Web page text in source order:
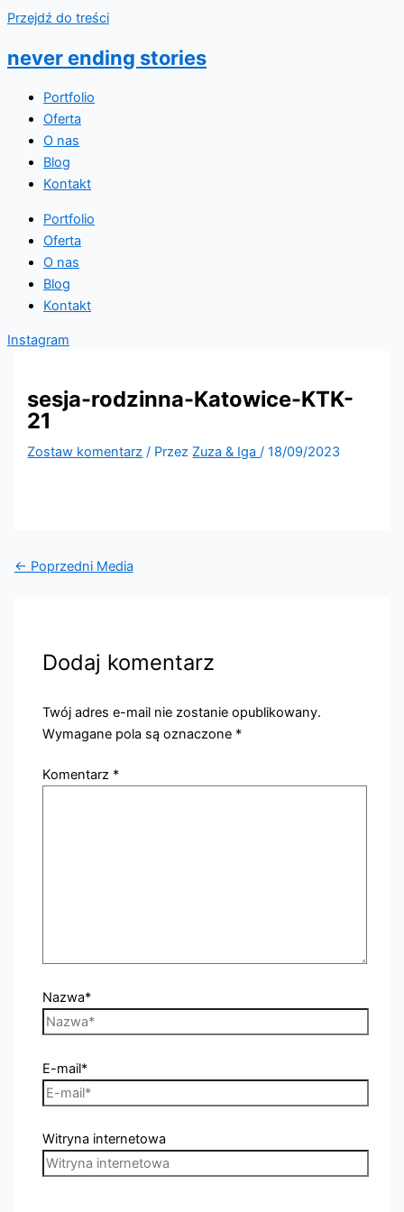
Przejdź do treści
never ending stories
Portfolio
Oferta
O nas
Blog
Kontakt
Portfolio
Oferta
O nas
Blog
Kontakt
Instagram
sesja-rodzinna-Katowice-KTK-
21
Zostaw komentarz / Przez Zuza & Iga/18/09/2023
← Poprzedni Media
Dodaj komentarz
Twój adres e-mail nie zostanie opublikowany.
Wymagane pola są oznaczone *
Komentarz *
Nazwa*
E-mail*
Witryna internetowa